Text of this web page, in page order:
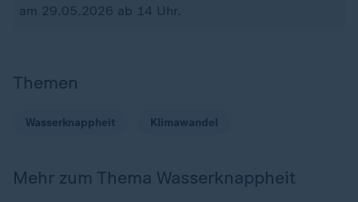
am 29.05.2026 ab 14 Uhr.
Themen
Wasserknappheit Klimawandel
Mehr zum Thema Wasserknappheit